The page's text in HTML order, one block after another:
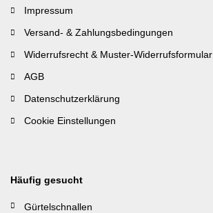
Impressum
Versand- & Zahlungsbedingungen
Widerrufsrecht & Muster-Widerrufsformular
AGB
Datenschutzerklärung
Cookie Einstellungen
Häufig gesucht
Gürtelschnallen